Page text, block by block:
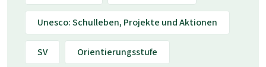
Unesco: Schulleben, Projekte und Aktionen
SV Orientierungsstufe